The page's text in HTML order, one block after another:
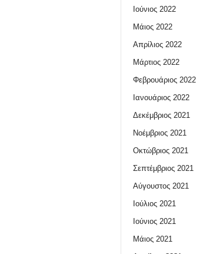
Ιούνιος 2022
Μάιος 2022
Απρίλιος 2022
Μάρτιος 2022
Φεβρουάριος 2022
Ιανουάριος 2022
Δεκέμβριος 2021
Νοέμβριος 2021
Οκτώβριος 2021
Σεπτέμβριος 2021
Αύγουστος 2021
Ιούλιος 2021
Ιούνιος 2021
Μάιος 2021